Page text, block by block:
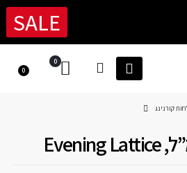
SALE
0
0
קורנינג